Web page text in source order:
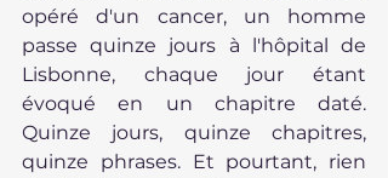
opéré d'un cancer, un homme
passe quinze jours à l'hôpital de
Lisbonne, chaque jour étant
évoqué en un chapitre daté.
Quinze jours, quinze chapitres,
quinze phrases. Et pourtant, rien